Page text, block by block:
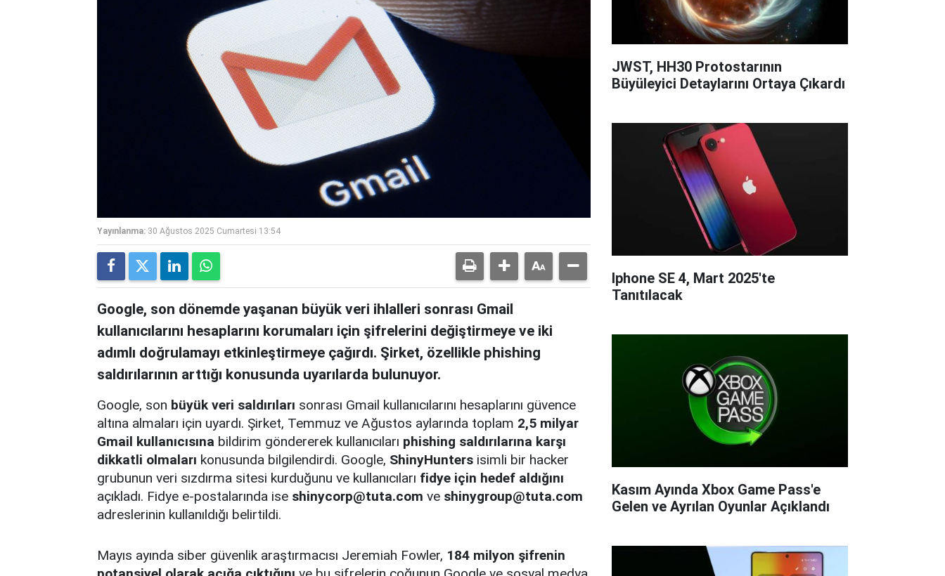
Yayınlanma: 30 Ağustos 2025 Cumartesi 13:54
Google, son dönemde yaşanan büyük veri ihlalleri sonrası Gmail
kullanıcılarını hesaplarını korumaları için şifrelerini değiştirmeye ve iki
adımlı doğrulamayı etkinleştirmeye çağırdı. Şirket, özellikle phishing
saldırılarının arttığı konusunda uyarılarda bulunuyor.
Google, son büyük veri saldırıları sonrası Gmail kullanıcılarını hesaplarını güvence
altına almaları için uyardı. Şirket, Temmuz ve Ağustos aylarında toplam 2,5 milyar
Gmail kullanıcısına bildirim göndererek kullanıcıları phishing saldırılarına karşı
dikkatli olmaları konusunda bilgilendirdi. Google, ShinyHunters isimli bir hacker
grubunun veri sızdırma sitesi kurduğunu ve kullanıcıları fidye için hedef aldığını
açıkladı. Fidye e-postalarında ise shinycorp@tuta.com ve shinygroup@tuta.com
adreslerinin kullanıldığı belirtildi.
Mayıs ayında siber güvenlik araştırmacısı Jeremiah Fowler, 184 milyon şifrenin
JWST, HH30 Protostarının
Büyüleyici Detaylarını Ortaya Çıkardı
Iphone SE 4, Mart 2025'te
Tanıtılacak
Kasım Ayında Xbox Game Pass'e
Gelen ve Ayrılan Oyunlar Açıklandı